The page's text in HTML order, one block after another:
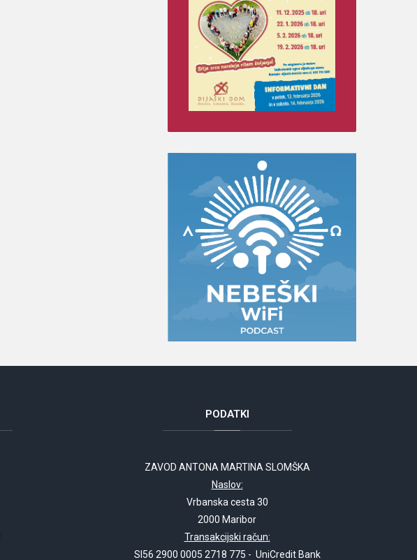
PODATKI
ZAVOD ANTONA MARTINA SLOMŠKA
Naslov:
Vrbanska cesta 30
2000 Maribor
Transakcijski račun:
SI56 2900 0005 2718 775 - UniCredit Bank